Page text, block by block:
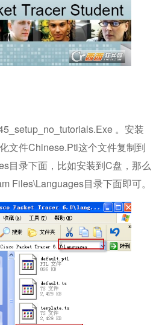
。安装
文件Chinese.ptl这个文件复制到
目录下面，比如安装到C盘，那么
Files\languages目录下面即可。